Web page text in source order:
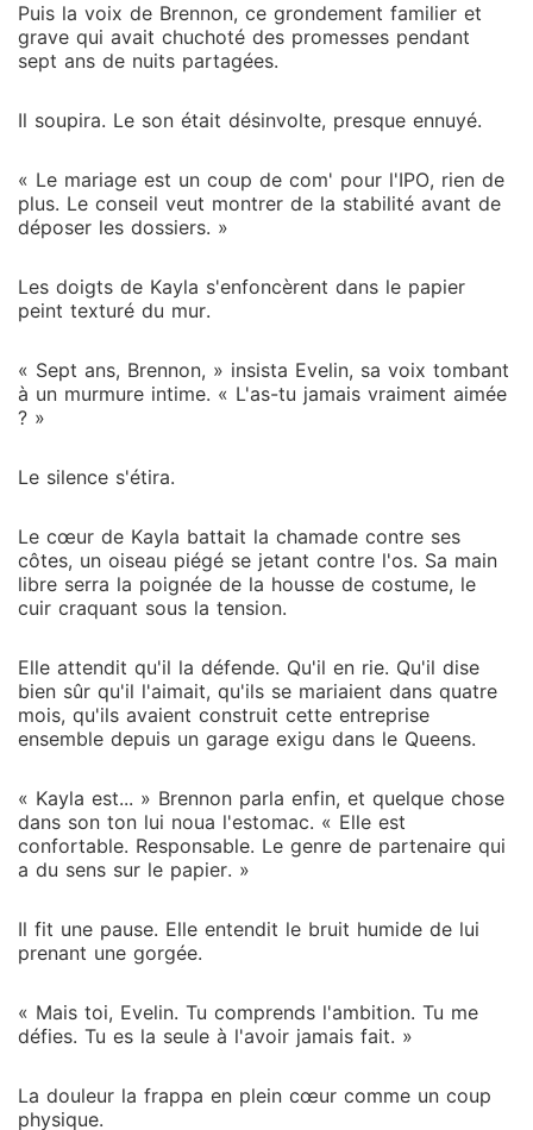
Puis la voix de Brennon, ce grondement familier et
grave qui avait chuchoté des promesses pendant
sept ans de nuits partagées.
Il soupira. Le son était désinvolte, presque ennuyé.
« Le mariage est un coup de com' pour l'IPO, rien de
plus. Le conseil veut montrer de la stabilité avant de
déposer les dossiers. »
Les doigts de Kayla s'enfoncèrent dans le papier
peint texturé du mur.
« Sept ans, Brennon, » insista Evelin, sa voix tombant
à un murmure intime. « L'as-tu jamais vraiment aimée
? »
Le silence s'étira.
Le cœur de Kayla battait la chamade contre ses
côtes, un oiseau piégé se jetant contre l'os. Sa main
libre serra la poignée de la housse de costume, le
cuir craquant sous la tension.
Elle attendit qu'il la défende. Qu'il en rie. Qu'il dise
bien sûr qu'il l'aimait, qu'ils se mariaient dans quatre
mois, qu'ils avaient construit cette entreprise
ensemble depuis un garage exigu dans le Queens.
« Kayla est... » Brennon parla enfin, et quelque chose
dans son ton lui noua l'estomac. « Elle est
confortable. Responsable. Le genre de partenaire qui
a du sens sur le papier. »
Il fit une pause. Elle entendit le bruit humide de lui
prenant une gorgée.
« Mais toi, Evelin. Tu comprends l'ambition. Tu me
défies. Tu es la seule à l'avoir jamais fait. »
La douleur la frappa en plein cœur comme un coup
physique.